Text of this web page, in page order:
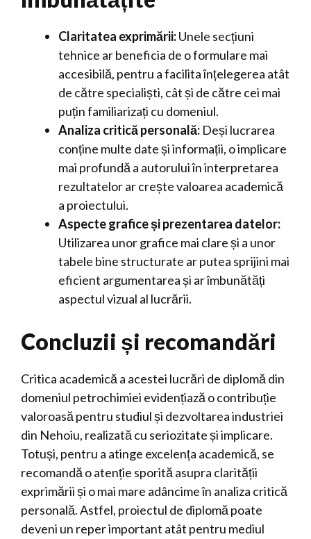
Claritatea exprimării:Unele secțiuni
tehnice ar beneficia de o formulare mai
accesibilă, pentru a facilita înțelegerea atât
de către specialiști, cât și de către cei mai
puțin familiarizați cu domeniul.
Analiza critică personală: Deși lucrarea
conține multe date și informații, o implicare
mai profundă a autorului în interpretarea
rezultatelor ar crește valoarea academică
a proiectului.
Aspecte grafice și prezentarea datelor:
Utilizarea unor grafice mai clare și a unor
tabele bine structurate ar putea sprijini mai
eficient argumentarea și ar îmbunătăți
aspectul vizual al lucrării.
Concluzii și recomandări
Critica academică a acestei lucrări de diplomă din
domeniul petrochimiei evidențiază o contribuție
valoroasă pentru studiul și dezvoltarea industriei
din Nehoiu, realizată cu seriozitate și implicare.
Totuși, pentru a atinge excelența academică, se
recomandă o atenție sporită asupra clarității
exprimării și o mai mare adâncime în analiza critică
personală. Astfel, proiectul de diplomă poate
deveni un reper important atât pentru mediul